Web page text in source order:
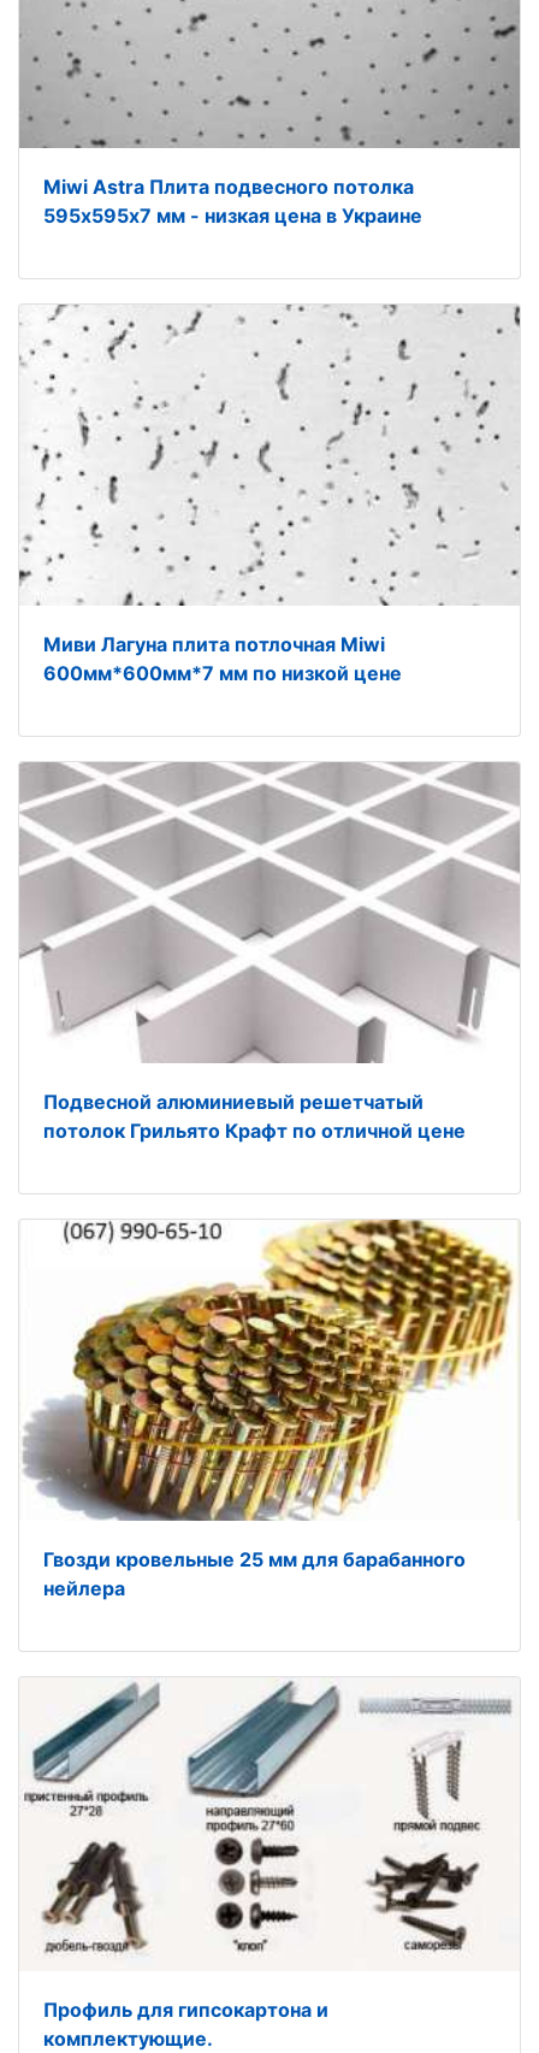
Miwi Astra Плита подвесного потолка
595х595х7 мм - низкая цена в Украине
Миви Лагуна плита потлочная Miwi
600мм*600мм*7 мм по низкой цене
Подвесной алюминиевый решетчатый
потолок Грильято Крафт по отличной цене
Гвозди кровельные 25 мм для барабанного
нейлера
Профиль для гипсокартона и
комплектующие.